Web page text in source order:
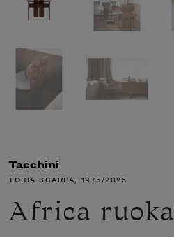
Tacchini
TOBIA SCARPA, 1975/2025
Africa